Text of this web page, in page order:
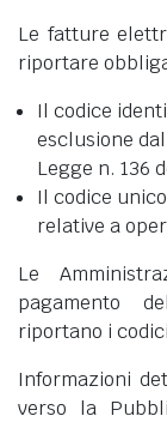
Le fatture
riportare
Il codice
esclusione
Legge n. 136
Il codice
relative a
Le
pagamento
riportano i
Informazioni
verso la